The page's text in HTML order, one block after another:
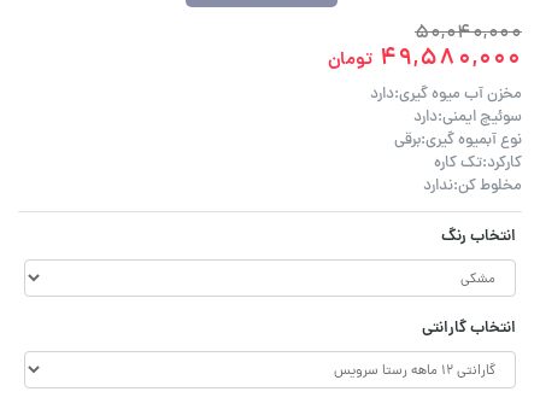
50,040,000
49,580,000 تومان
مخزن آب میوه گیری:دارد
سوئیچ ایمنی:دارد
نوع آبمیوه گیری:برقی
کارکرد:تک کاره
مخلوط کن:ندارد
انتخاب رنگ
انتخاب گارانتی